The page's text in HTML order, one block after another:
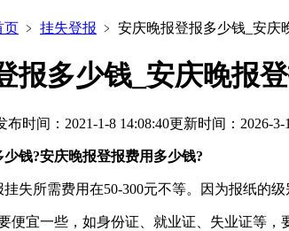
页 ﹥ 挂失登报 ﹥ 安庆晚报登报多少钱_安庆
报多少钱_安庆晚报
布时间：2021-1-8 14:08:40更新时间：2026-3-
钱?安庆晚报登报费用多少钱?
失所需费用在50-300元不等。因为报纸的
便宜一些，如身份证、就业证、失业证等，